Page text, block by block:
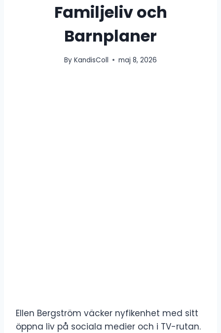
Familjeliv och
Barnplaner
By KandisColl maj 8, 2026
Ellen Bergström väcker nyfikenhet med sitt
öppna liv på sociala medier och i TV-rutan.